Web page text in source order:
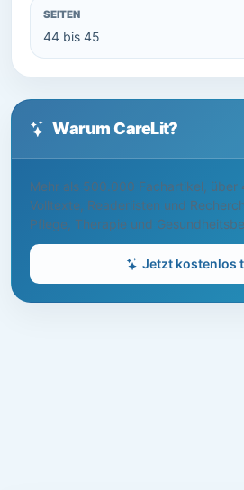
SEITEN
44 bis 45
Warum CareLit?
Mehr als 500.000 Fachartikel, über
Volltexte, Readerlisten und
Pflege, Therapie und
Jetzt kostenlos